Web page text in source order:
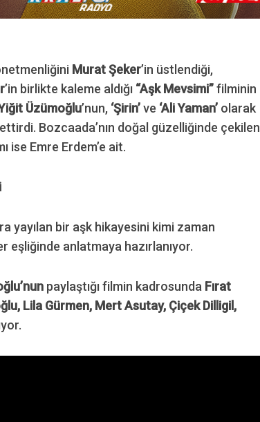
Murat Şeker’in üstlendiği,
’in birlikte kaleme aldığı “Aşk Mevsimi”filminin
Üzümoğlu’nun, ‘Şirin’ve ‘Ali Yaman’ olarak
Bozcaada’nın doğal güzelliğinde çekilen
ise Emre Erdem’e ait.
yayılan bir aşk hikayesini kimi zaman
anlatmaya hazırlanıyor.
paylaştığı filmin kadrosunda Fırat
Lila Gürmen, Mert Asutay, Çiçek Dilligil,